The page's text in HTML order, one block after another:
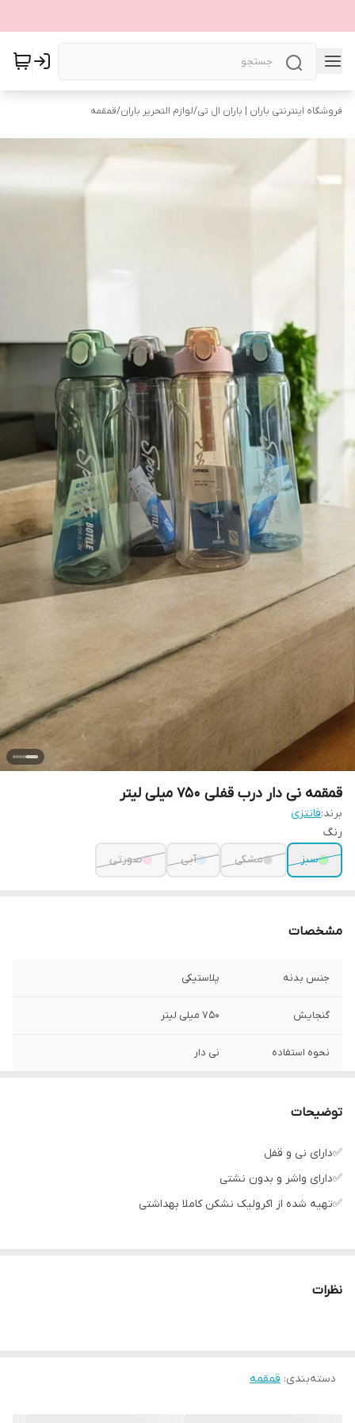
فروشگاه اینترنتی باران | باران ال تی/لوازم التحریر باران/قمقمه
قمقمه نی دار درب قفلی 750 میلی لیتر
برند:فانتزی
رنگ
سبز
مشکی آبی صورتی
مشخصات
جنس بدنه پلاستیکی
گنجایش 750 میلی لیتر
نحوه استفاده نی دار
توضیحات
✅دارای نی و قفل
✅دارای واشر و بدون نشتی
✅تهیه شده از اکرولیک نشکن کاملا بهداشتی
نظرات
دسته‌بندی: قمقمه